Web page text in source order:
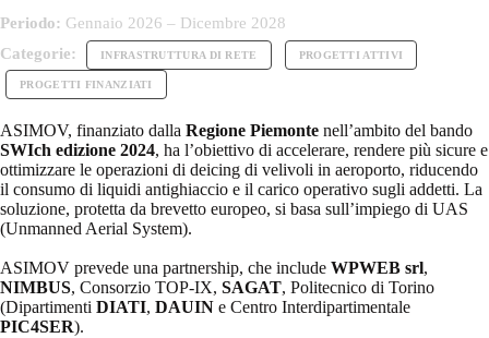
Periodo: Gennaio 2026 – Dicembre 2028
Categorie:
INFRASTRUTTURA DI RETE PROGETTI ATTIVI
PROGETTI FINANZIATI
ASIMOV, finanziato dalla Regione Piemonte nell’ambito del bando
SWIch edizione 2024, ha l’obiettivo di accelerare, rendere più sicure e
ottimizzare le operazioni di deicing di velivoli in aeroporto, riducendo
il consumo di liquidi antighiaccio e il carico operativo sugli addetti. La
soluzione, protetta da brevetto europeo, si basa sull’impiego di UAS
(Unmanned Aerial System).
ASIMOV prevede una partnership, che include WPWEB srl,
NIMBUS, Consorzio TOP-IX, SAGAT, Politecnico di Torino
(Dipartimenti DIATI, DAUIN e Centro Interdipartimentale
PIC4SER).